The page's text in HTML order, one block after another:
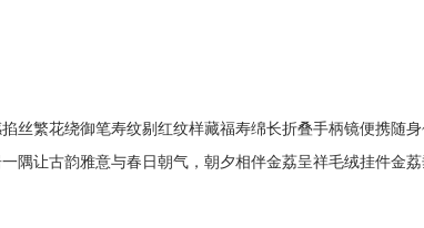
丝繁花绕御笔寿纹剔红纹样藏福寿绵长折叠手柄镜便携随
隅让古韵雅意与春日朝气，朝夕相伴金荔呈祥毛绒挂件金